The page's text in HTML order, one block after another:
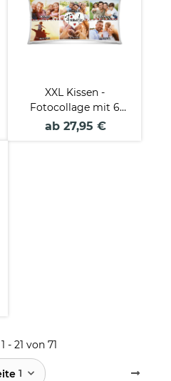
XXL Kissen -
Fotocollage mit 6
Fotos - Familie
ab 27,95 €
- 21 von 71
1